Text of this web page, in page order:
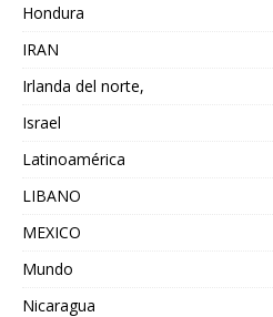
Hondura
IRAN
Irlanda del norte,
Israel
Latinoamérica
LIBANO
MEXICO
Mundo
Nicaragua